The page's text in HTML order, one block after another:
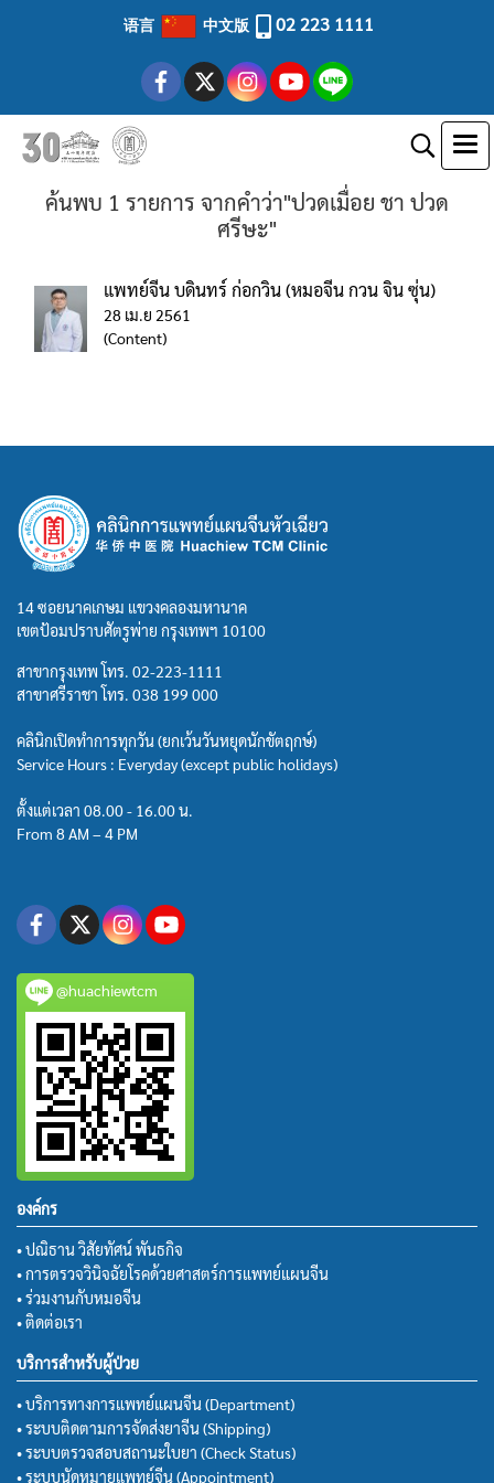
语言 中文版 02 223 1111
ค้นพบ 1 รายการ จากคำว่า"ปวดเมื่อย ชา ปวด
ศรีษะ"
แพทย์จีน บดินทร์ ก่อกวิน (หมอจีน กวน จิน ซุ่น)
28 เม.ย 2561
(Content)
14 ซอยนาคเกษม แขวงคลองมหานาค
เขตป้อมปราบศัตรูพ่าย กรุงเทพฯ 10100
สาขากรุงเทพ โทร. 02-223-1111
สาขาศรีราชา โทร. 038 199 000
คลินิกเปิดทำการทุกวัน (ยกเว้นวันหยุดนักขัตฤกษ์)
Service Hours : Everyday (except public holidays)
ตั้งแต่เวลา 08.00 - 16.00 น.
From 8 AM – 4 PM
@huachiewtcm
องค์กร
• ปณิธาน วิสัยทัศน์ พันธกิจ
• การตรวจวินิจฉัยโรคด้วยศาสตร์การแพทย์แผนจีน
• ร่วมงานกับหมอจีน
• ติดต่อเรา
บริการสำหรับผู้ป่วย
• บริการทางการแพทย์แผนจีน (Department)
• ระบบติดตามการจัดส่งยาจีน (Shipping)
• ระบบตรวจสอบสถานะใบยา (Check Status)
• ระบบนัดหมายแพทย์จีน (Appointment)